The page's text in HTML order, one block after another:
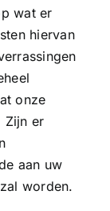
wat er
hiervan
onze
Zijn er
aan uw
worden.